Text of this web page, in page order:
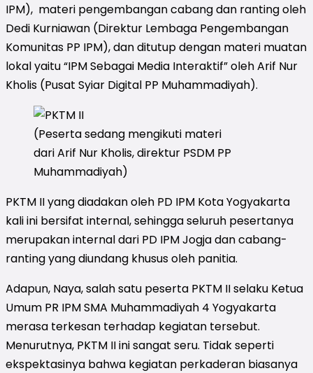
IPM), materi pengembangan cabang dan ranting oleh
Dedi Kurniawan (Direktur Lembaga Pengembangan
Komunitas PP IPM), dan ditutup dengan materi muatan
lokal yaitu “IPM Sebagai Media Interaktif” oleh Arif Nur
Kholis (Pusat Syiar Digital PP Muhammadiyah).
(Peserta sedang mengikuti materi
dari Arif Nur Kholis, direktur PSDM PP
Muhammadiyah)
PKTM II yang diadakan oleh PD IPM Kota Yogyakarta
kali ini bersifat internal, sehingga seluruh pesertanya
merupakan internal dari PD IPM Jogja dan cabang-
ranting yang diundang khusus oleh panitia.
Adapun, Naya, salah satu peserta PKTM II selaku Ketua
Umum PR IPM SMA Muhammadiyah 4 Yogyakarta
merasa terkesan terhadap kegiatan tersebut.
Menurutnya, PKTM II ini sangat seru. Tidak seperti
ekspektasinya bahwa kegiatan perkaderan biasanya